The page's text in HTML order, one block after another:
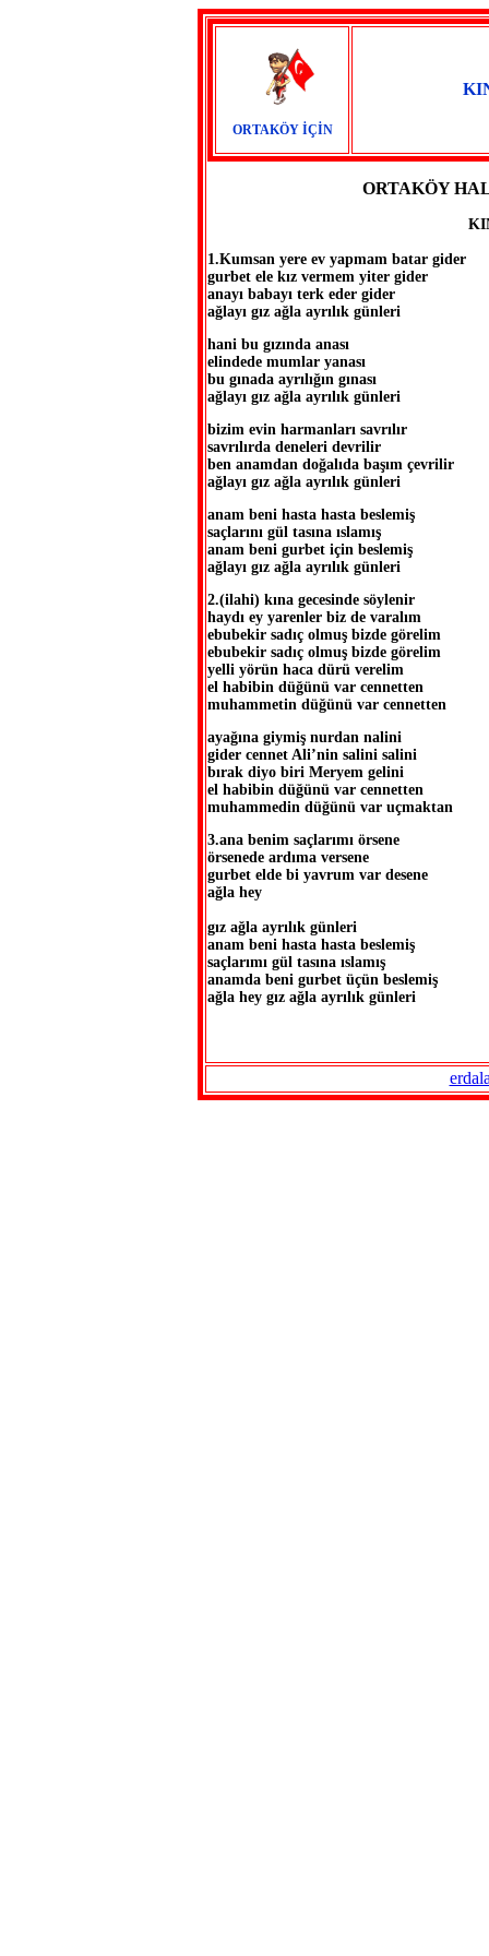
ORTAKÖY İÇİN
ORTAKÖY
1.Kumsan yere ev yapmam batar gider
gurbet ele kız vermem yiter gider
anayı babayı terk eder gider
ağlayı gız ağla ayrılık günleri
hani bu gızında anası
elindede mumlar yanası
bu gınada ayrılığın gınası
ağlayı gız ağla ayrılık günleri
bizim evin harmanları savrılır
savrılırda deneleri devrilir
ben anamdan doğalıda başım çevrilir
ağlayı gız ağla ayrılık günleri
anam beni hasta hasta beslemiş
saçlarını gül tasına ıslamış
anam beni gurbet için beslemiş
ağlayı gız ağla ayrılık günleri
2.(ilahi) kına gecesinde söylenir
haydı ey yarenler biz de varalım
ebubekir sadıç olmuş bizde görelim
ebubekir sadıç olmuş bizde görelim
yelli yörün haca dürü verelim
el habibin düğünü var cennetten
muhammetin düğünü var cennetten
ayağına giymiş nurdan nalini
gider cennet Ali’nin salini salini
bırak diyo biri Meryem gelini
el habibin düğünü var cennetten
muhammedin düğünü var uçmaktan
3.ana benim saçlarımı örsene
örsenede ardıma versene
gurbet elde bi yavrum var desene
ağla hey
gız ağla ayrılık günleri
anam beni hasta hasta beslemiş
saçlarımı gül tasına ıslamış
anamda beni gurbet üçün beslemiş
ağla hey gız ağla ayrılık günleri